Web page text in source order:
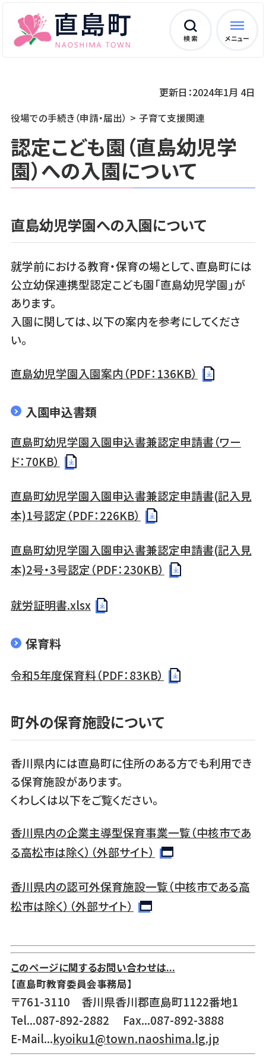
検 索 メニュー
役場での手続き（申請・届出） 子育て支援関連
更新日：2024年1月 4日
認定こども園（直島幼児学
園）への入園について
直島幼児学園への入園について
就学前における教育・保育の場として、直島町には
公立幼保連携型認定こども園「直島幼児学園」が
あります。
入園に関しては、以下の案内を参考にしてくださ
い。
直島幼児学園入園案内（PDF：136KB）
入園申込書類
直島町幼児学園入園申込書兼認定申請書（ワー
ド：70KB）
直島町幼児学園入園申込書兼認定申請書(記入見
本)1号認定（PDF：226KB）
直島町幼児学園入園申込書兼認定申請書(記入見
本)2号・3号認定（PDF：230KB）
就労証明書.xlsx
保育料
令和5年度保育料（PDF：83KB）
町外の保育施設について
香川県内には直島町に住所のある方でも利用でき
る保育施設があります。
くわしくは以下をご覧ください。
香川県内の企業主導型保育事業一覧（中核市であ
る高松市は除く）（外部サイト）
香川県内の認可外保育施設一覧（中核市である高
松市は除く）（外部サイト）
このページに関するお問い合わせは...
【直島町教育委員会事務局】
〒761-3110 香川県香川郡直島町1122番地1
Tel...087-892-2882 Fax...087-892-3888
E-Mail...kyoiku1@town.naoshima.lg.jp